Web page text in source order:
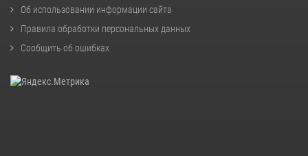
Об использовании информации сайта
Правила обработки персональных данных
Сообщить об ошибках